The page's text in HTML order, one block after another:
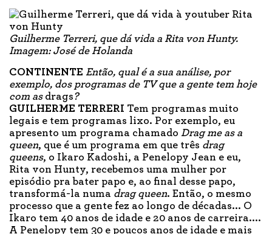
Guilherme Terreri, que dá vida a Rita von Hunty.
Imagem: José de Holanda
CONTINENTE Então, qual é a sua análise, por
exemplo, dos programas de TV que a gente tem hoje
com as drags?
GUILHERME TERRERI Tem programas muito
legais e tem programas lixo. Por exemplo, eu
apresento um programa chamado Drag me as a
queen, que é um programa em que três drag
queens, o Ikaro Kadoshi, a Penelopy Jean e eu,
Rita von Hunty, recebemos uma mulher por
episódio pra bater papo e, ao final desse papo,
transformá-la numa drag queen. Então, o mesmo
processo que a gente fez ao longo de décadas... O
Ikaro tem 40 anos de idade e 20 anos de carreira....
A Penelopy tem 30 e poucos anos de idade e mais